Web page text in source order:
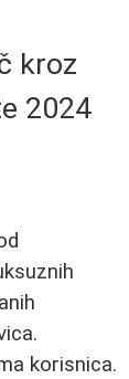
kroz
2024
korisnica.